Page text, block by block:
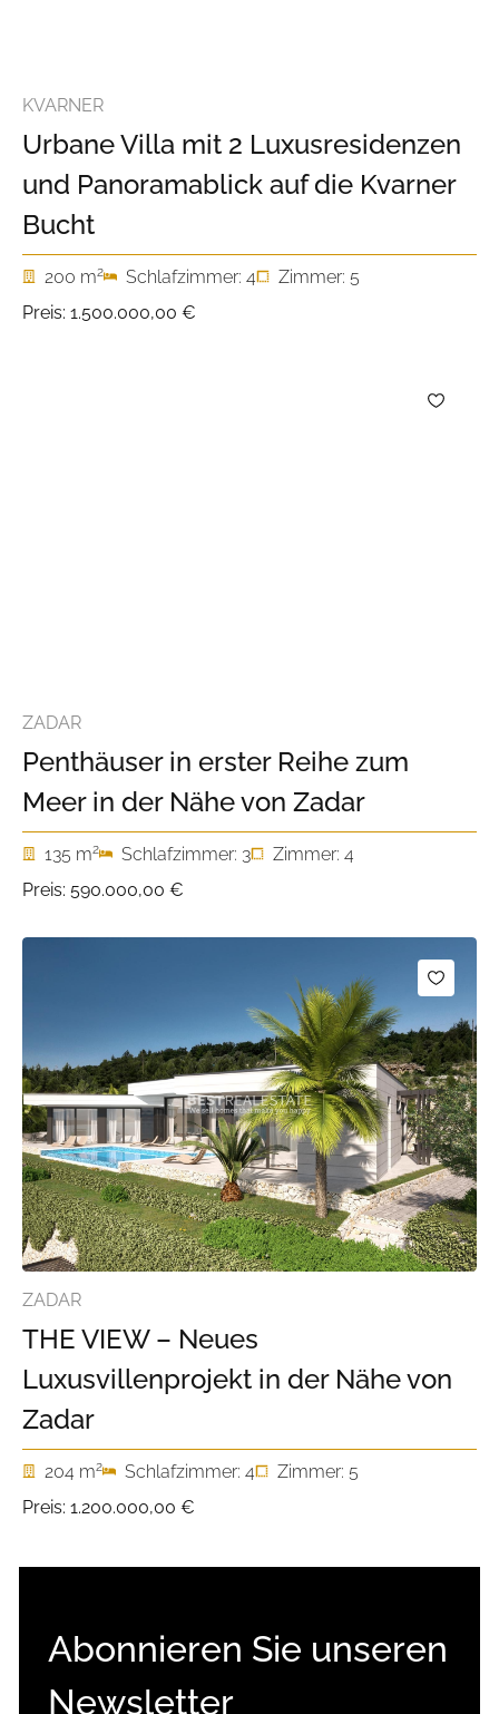
KVARNER
Urbane Villa mit 2 Luxusresidenzen
und Panoramablick auf die Kvarner
Bucht
200 m2 Schlafzimmer: 4
Zimmer: 5
Preis: 1.500.000,00 €
ZADAR
Penthäuser in erster Reihe zum
Meer in der Nähe von Zadar
135 m2 Schlafzimmer: 3
Zimmer: 4
Preis: 590.000,00 €
ZADAR
THE VIEW – Neues
Luxusvillenprojekt in der Nähe von
Zadar
204 m2 Schlafzimmer: 4
Zimmer: 5
Preis: 1.200.000,00 €
Abonnieren Sie unseren
Newsletter